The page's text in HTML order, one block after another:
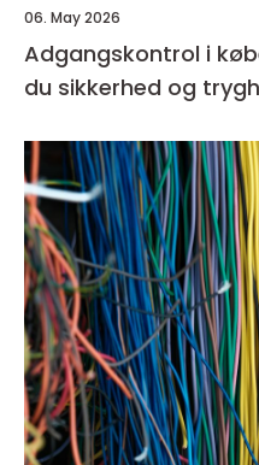
06. May 2026
Adgangskontrol i
du sikkerhed og